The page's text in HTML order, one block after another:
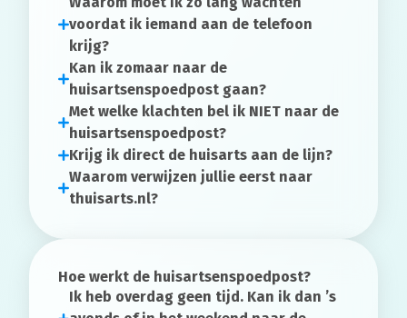
voordat ik iemand aan de telefoon
krijg?
Kan ik zomaar naar de
huisartsenspoedpost gaan?
Met welke klachten bel ik NIET naar de
huisartsenspoedpost?
Krijg ik direct de huisarts aan de lijn?
Waarom verwijzen jullie eerst naar
thuisarts.nl?
Hoe werkt de huisartsenspoedpost?
Ik heb overdag geen tijd. Kan ik dan ’s